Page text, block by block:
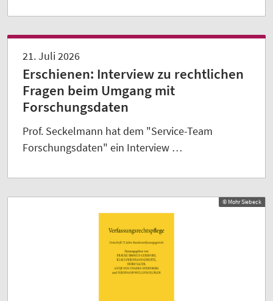
21. Juli 2026
Erschienen: Interview zu rechtlichen
Fragen beim Umgang mit
Forschungsdaten
Prof. Seckelmann hat dem "Service-Team
Forschungsdaten" ein Interview …
© Mohr Siebeck